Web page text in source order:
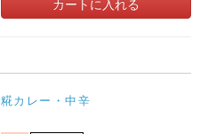
糀カレー・中辛